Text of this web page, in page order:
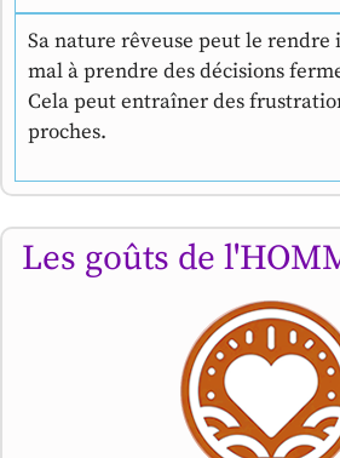
Sa nature rêveuse peut le rendre
mal à prendre des décisions
Cela peut entraîner des
proches.
Les goûts de